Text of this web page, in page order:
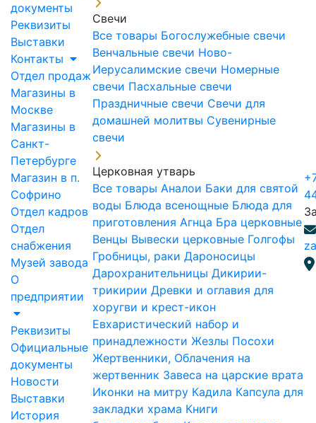
документы
Реквизиты
Выставки
Контакты
Отдел продаж
Магазины в
Москве
Магазины в
Санкт-
Петербурге
Магазин в п.
Софрино
Отдел кадров
Отдел
снабжения
Музей завода
О
предприятии
Реквизиты
Официальные
документы
Новости
Выставки
История
Свечи
Все товары Богослужебные свечи
Венчальные свечи Ново-
Иерусалимские свечи Номерные
свечи Пасхальные свечи
Праздничные свечи Свечи для
домашней молитвы Сувенирные
свечи
Церковная утварь
Все товары Аналои Баки для святой
воды Блюда всенощные Блюда для
приготовления Агнца Бра церковные
Венцы Вывески церковные Голгофы
Гробницы, раки Дароносицы
Дарохранительницы Дикирии-
трикирии Древки и оглавия для
хоругви и крест-икон
Евхаристический набор и
принадлежности Жезлы Посохи
Жертвенники, Облачения на
жертвенник Завеса на царские врата
Иконки на митру Кадила Капсула для
закладки храма Книги